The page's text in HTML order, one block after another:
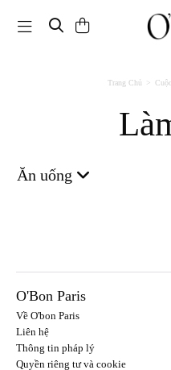
Toggle navigation
Trang Chủ
Ăn uống
O'Bon Paris
Về O'bon Paris
Liên hệ
Thông tin pháp lý
Quyền riêng tư và cookie